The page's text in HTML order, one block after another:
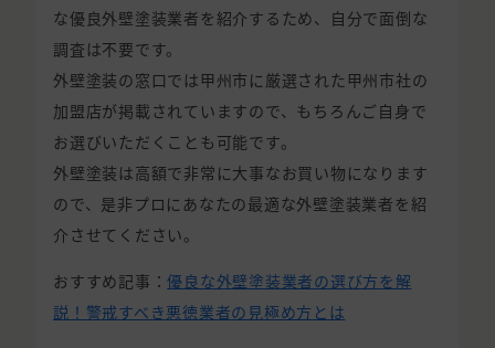
な優良外壁塗装業者を紹介するため、自分で面倒な
調査は不要です。
外壁塗装の窓口では甲州市に厳選された甲州市社の
加盟店が掲載されていますので、もちろんご自身で
お選びいただくことも可能です。
外壁塗装は高額で非常に大事なお買い物になります
ので、是非プロにあなたの最適な外壁塗装業者を紹
介させてください。
おすすめ記事：優良な外壁塗装業者の選び方を解
説！警戒すべき悪徳業者の見極め方とは